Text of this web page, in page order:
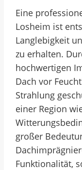
Eine
Losheim ist
Langlebigkeit
zu erhalten.
hochwertigen
Dach vor
Strahlung
einer Region
großer
Funktionalität,